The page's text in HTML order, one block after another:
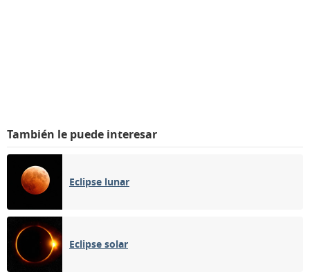
También le puede interesar
Eclipse lunar
Eclipse solar